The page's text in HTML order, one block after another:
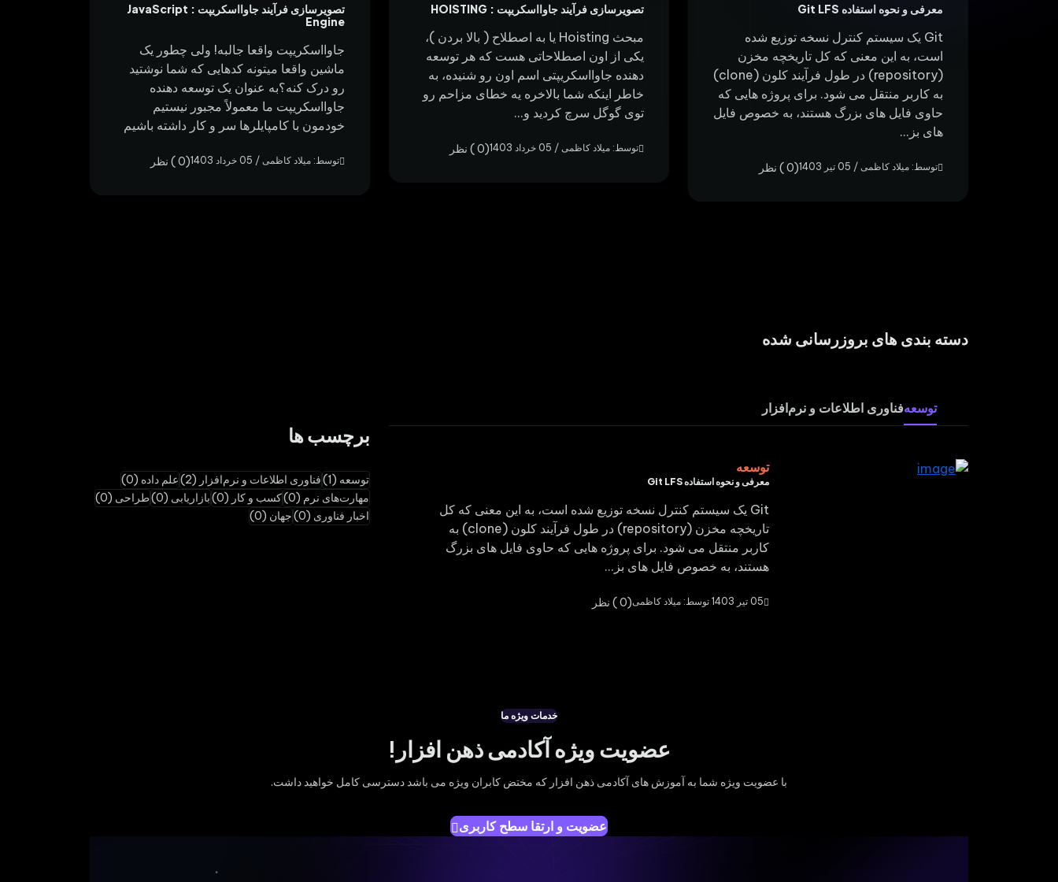
معرفی و نحوه استفاده Git LFS
Git یک سیستم کنترل نسخه توزیع شده
است، به این معنی که کل تاریخچه مخزن
(repository) در طول فرآیند کلون (clone)
به کاربر منتقل می شود. برای پروژه هایی که
حاوی فایل های بزرگ هستند، به خصوص فایل
های بز...
توسط: میلاد کاظمی / 05 تیر 1403 (0 ) نظر
تصویرسازی فرآیند جاوااسکریپت : HOISTING
مبحث Hoisting یا به اصطلاح ( بالا بردن )،
یکی از اون اصطلاحاتی هست که هر توسعه
دهنده جاوااسکریپتی اسم اون رو شنیده، به
خاطر اینکه شما بالاخره یه خطای مزاحم رو
توی گوگل سرچ کردید و...
توسط: میلاد کاظمی / 05 خرداد 1403 (0 ) نظر
تصویرسازی فرآیند جاوااسکریپت : JavaScript
Engine
جاوااسکریپت واقعا جالبه! ولی چطور یک
ماشین واقعا میتونه کدهایی که شما نوشتید
رو درک کنه؟به عنوان یک توسعه دهنده
جاوااسکریپت ما معمولاً مجبور نیستیم
خودمون با کامپایلرها سر و کار داشته باشیم
توسط: میلاد کاظمی / 05 خرداد 1403 (0 ) نظر
دسته بندی های بروزرسانی شده
توسعهفناوری اطلاعات و نرم‌افزار
توسعه
معرفی و نحوه استفاده Git LFS
Git یک سیستم کنترل نسخه توزیع شده است، به این معنی که کل
تاریخچه مخزن (repository) در طول فرآیند کلون (clone) به
کاربر منتقل می شود. برای پروژه هایی که حاوی فایل های بزرگ
هستند، به خصوص فایل های بز...
05 تیر 1403 توسط: میلاد کاظمی (0 ) نظر
برچسب ها
توسعه (1) فناوری اطلاعات و نرم‌افزار (2)
علم داده (0)
مهارت‌های نرم (0)
کسب و کار (0) بازاریابی (0)
طراحی (0)
اخبار فناوری (0)
جهان (0)
خدمات ویژه ما
عضویت ویژه آکادمی ذهن افزار!
با عضویت ویژه شما به آموزش های آکادمی ذهن افزار که مختض کابران ویژه می باشد دسترسی کامل خواهید داشت.
عضویت و ارتقا سطح کاربری